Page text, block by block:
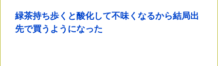
緑茶持ち歩くと酸化して不味くなるから結局出
先で買うようになった